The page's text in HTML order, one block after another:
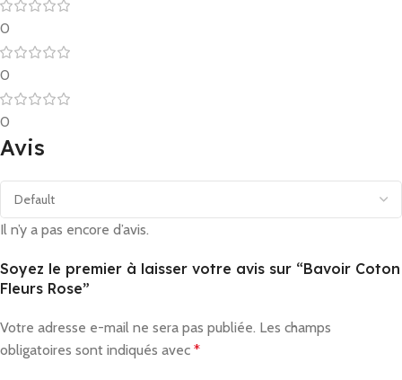
0
0
0
Avis
Il n’y a pas encore d’avis.
Soyez le premier à laisser votre avis sur “Bavoir Coton
Fleurs Rose”
Votre adresse e-mail ne sera pas publiée. Les champs
obligatoires sont indiqués avec *